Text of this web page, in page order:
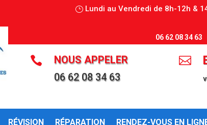
Lundi au Vendredi de 8h-12h &
06 62 08 34 63

NOUS APPELER
06 62 08 34 63

RÉVISION RÉPARATION RENDEZ-VOUS EN